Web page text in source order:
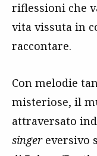
riflessioni che
vita vissuta in
raccontare.
Con melodie
misteriose, il
attraversato
singereversivo